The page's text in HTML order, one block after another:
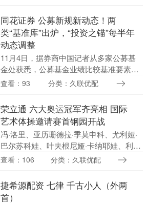
流，2025年....
同花证券 公募新规新动态！两
类“基准库”出炉，“投资之锚”每半年
动态调整
11月4日，据券商中国记者从多家公募基
金处获悉，公募基金业绩比较基准要素库
运作说明征求意见稿文件已于近日下发，
为宽基指数、行....
查看：93 分类：久联优配
荣立通 六大奥运冠军齐亮相 国际
艺术体操邀请赛首钢园开战
冯·洛里、亚历珊德拉·季莫申科、尤利娅·
巴尔苏科娃、叶夫根尼娅·卡纳耶娃、利诺
伊·阿什兰、阿丽娜·卡巴耶娃……11月12
聚北....
查看：106 分类：久联优配
捷希源配资 七律 千古小人（外两
首）